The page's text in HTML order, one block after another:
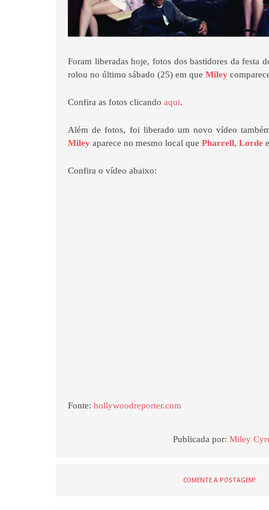
Foram liberadas hoje, fotos dos bastidores da festa
rolou no último sábado (25) em queMiley
Confira as fotos clicandoaqui.
Além de fotos, foi liberado um novo vídeo
Miley aparece no mesmo local quePharrell,Lorde
Confira o vídeo abaixo:
Fonte:hollywoodreporter.com
Publicada por: Miley
COMENTE A POSTAGEM!